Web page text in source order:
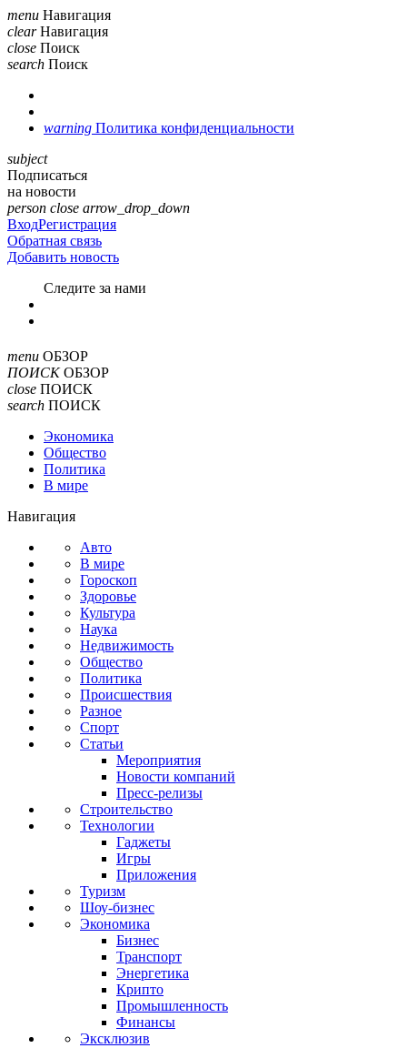
menu Навигация
clear Навигация
close Поиск
search Поиск
warning Политика конфиденциальности
subject
Подписаться
на новости
person close arrow_drop_down
ВходРегистрация
Обратная связь
Добавить новость
Cледите за нами
menu ОБЗОР
ПОИСК ОБЗОР
close ПОИСК
search ПОИСК
Экономика
Общество
Политика
В мире
Навигация
Авто
В мире
Гороскоп
Здоровье
Культура
Наука
Недвижимость
Общество
Политика
Происшествия
Разное
Спорт
Статьи
Мероприятия
Новости компаний
Пресс-релизы
Строительство
Технологии
Гаджеты
Игры
Приложения
Туризм
Шоу-бизнес
Экономика
Бизнес
Транспорт
Энергетика
Крипто
Промышленность
Финансы
Эксклюзив